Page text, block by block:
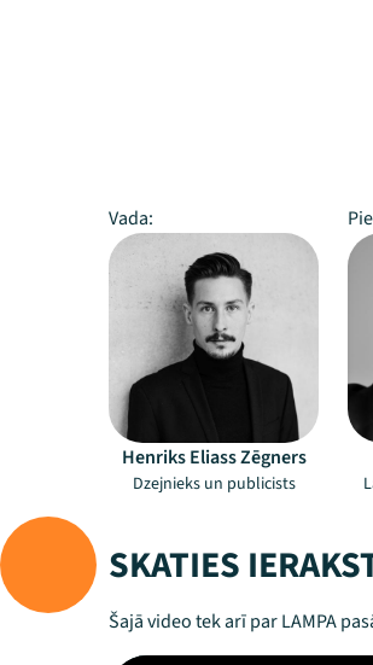
Vada:
Henriks Eliass Zēgners
Dzejnieks un publicists
SKATIES
Šajā video tek arī par LAMPA